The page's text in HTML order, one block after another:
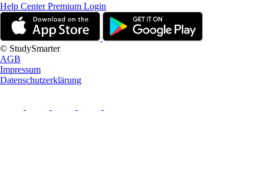
Help CenterPremium Login
© StudySmarter
AGB
Impressum
Datenschutzerklärung